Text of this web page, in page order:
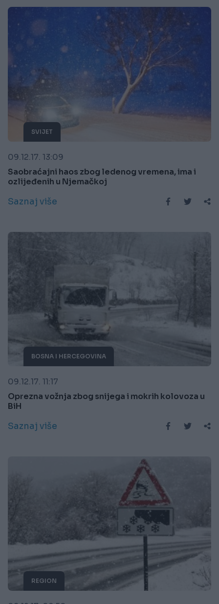
SVIJET
09.12.17. 13:09
Saobraćajni haos zbog ledenog vremena, ima i
ozlijeđenih u Njemačkoj
Saznaj više
BOSNA I HERCEGOVINA
09.12.17. 11:17
Oprezna vožnja zbog snijega i mokrih kolovoza u
BiH
Saznaj više
REGION